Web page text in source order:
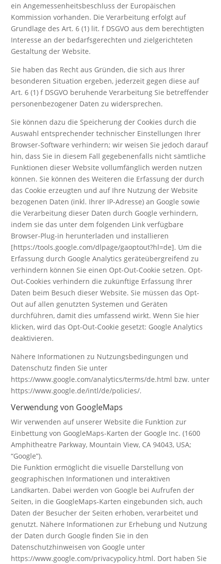
ein Angemessenheitsbeschluss der Europäischen
Kommission vorhanden. Die Verarbeitung erfolgt auf
Grundlage des Art. 6 (1) lit. f DSGVO aus dem berechtigten
Interesse an der bedarfsgerechten und zielgerichteten
Gestaltung der Website.
Sie haben das Recht aus Gründen, die sich aus Ihrer
besonderen Situation ergeben, jederzeit gegen diese auf
Art. 6 (1) f DSGVO beruhende Verarbeitung Sie betreffender
personenbezogener Daten zu widersprechen.
Sie können dazu die Speicherung der Cookies durch die
Auswahl entsprechender technischer Einstellungen Ihrer
Browser-Software verhindern; wir weisen Sie jedoch darauf
hin, dass Sie in diesem Fall gegebenenfalls nicht sämtliche
Funktionen dieser Website vollumfänglich werden nutzen
können. Sie können des Weiteren die Erfassung der durch
das Cookie erzeugten und auf Ihre Nutzung der Website
bezogenen Daten (inkl. Ihrer IP-Adresse) an Google sowie
die Verarbeitung dieser Daten durch Google verhindern,
indem sie das unter dem folgenden Link verfügbare
Browser-Plug-in herunterladen und installieren
[https://tools.google.com/dlpage/gaoptout?hl=de]. Um die
Erfassung durch Google Analytics geräteübergreifend zu
verhindern können Sie einen Opt-Out-Cookie setzen. Opt-
Out-Cookies verhindern die zukünftige Erfassung Ihrer
Daten beim Besuch dieser Website. Sie müssen das Opt-
Out auf allen genutzten Systemen und Geräten
durchführen, damit dies umfassend wirkt. Wenn Sie hier
klicken, wird das Opt-Out-Cookie gesetzt: Google Analytics
deaktivieren.
Nähere Informationen zu Nutzungsbedingungen und
Datenschutz finden Sie unter
https://www.google.com/analytics/terms/de.html bzw. unter
https://www.google.de/intl/de/policies/.
Verwendung von GoogleMaps
Wir verwenden auf unserer Website die Funktion zur
Einbettung von GoogleMaps-Karten der Google Inc. (1600
Amphitheatre Parkway, Mountain View, CA 94043, USA;
“Google”).
Die Funktion ermöglicht die visuelle Darstellung von
geographischen Informationen und interaktiven
Landkarten. Dabei werden von Google bei Aufrufen der
Seiten, in die GoogleMaps-Karten eingebunden sich, auch
Daten der Besucher der Seiten erhoben, verarbeitet und
genutzt. Nähere Informationen zur Erhebung und Nutzung
der Daten durch Google finden Sie in den
Datenschutzhinweisen von Google unter
https://www.google.com/privacypolicy.html. Dort haben Sie